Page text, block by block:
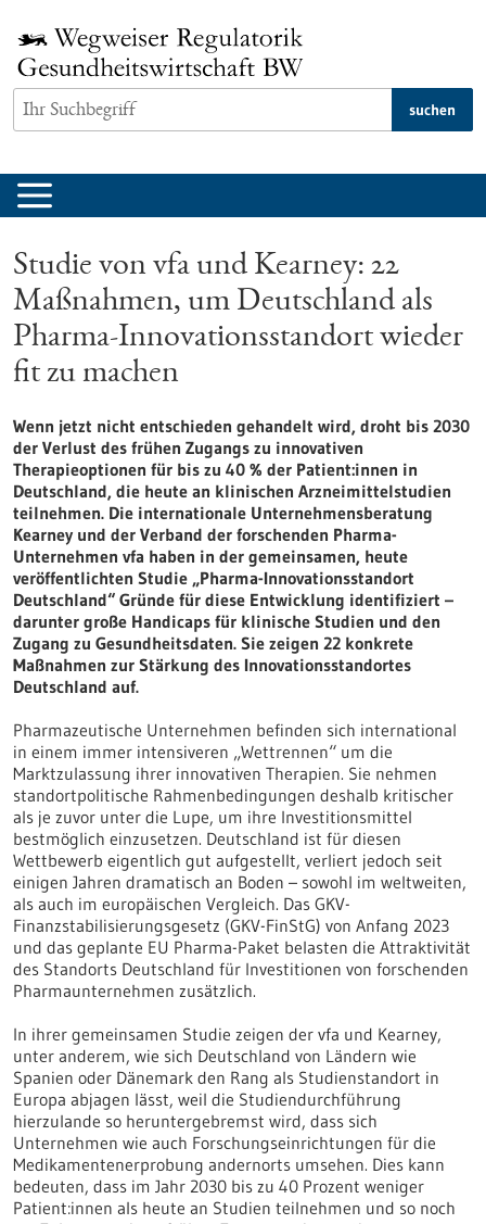
Inhalt
springen
suchen
Studie von vfa und Kearney: 22
Maßnahmen, um Deutschland als
Pharma-Innovationsstandort wieder
fit zu machen
Wenn jetzt nicht entschieden gehandelt wird, droht bis 2030
der Verlust des frühen Zugangs zu innovativen
Therapieoptionen für bis zu 40 % der Patient:innen in
Deutschland, die heute an klinischen Arzneimittelstudien
teilnehmen. Die internationale Unternehmensberatung
Kearney und der Verband der forschenden Pharma-
Unternehmen vfa haben in der gemeinsamen, heute
veröffentlichten Studie „Pharma-Innovationsstandort
Deutschland“ Gründe für diese Entwicklung identifiziert –
darunter große Handicaps für klinische Studien und den
Zugang zu Gesundheitsdaten. Sie zeigen 22 konkrete
Maßnahmen zur Stärkung des Innovationsstandortes
Deutschland auf.
Pharmazeutische Unternehmen befinden sich international
in einem immer intensiveren „Wettrennen“ um die
Marktzulassung ihrer innovativen Therapien. Sie nehmen
standortpolitische Rahmenbedingungen deshalb kritischer
als je zuvor unter die Lupe, um ihre Investitionsmittel
bestmöglich einzusetzen. Deutschland ist für diesen
Wettbewerb eigentlich gut aufgestellt, verliert jedoch seit
einigen Jahren dramatisch an Boden – sowohl im weltweiten,
als auch im europäischen Vergleich. Das GKV-
Finanzstabilisierungsgesetz (GKV-FinStG) von Anfang 2023
und das geplante EU Pharma-Paket belasten die Attraktivität
des Standorts Deutschland für Investitionen von forschenden
Pharmaunternehmen zusätzlich.
In ihrer gemeinsamen Studie zeigen der vfa und Kearney,
unter anderem, wie sich Deutschland von Ländern wie
Spanien oder Dänemark den Rang als Studienstandort in
Europa abjagen lässt, weil die Studiendurchführung
hierzulande so heruntergebremst wird, dass sich
Unternehmen wie auch Forschungseinrichtungen für die
Medikamentenerprobung andernorts umsehen. Dies kann
bedeuten, dass im Jahr 2030 bis zu 40 Prozent weniger
Patient:innen als heute an Studien teilnehmen und so noch